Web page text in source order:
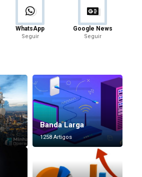
WhatsApp
Seguir
Google News
Seguir
Banda Larga
1258 Artigos